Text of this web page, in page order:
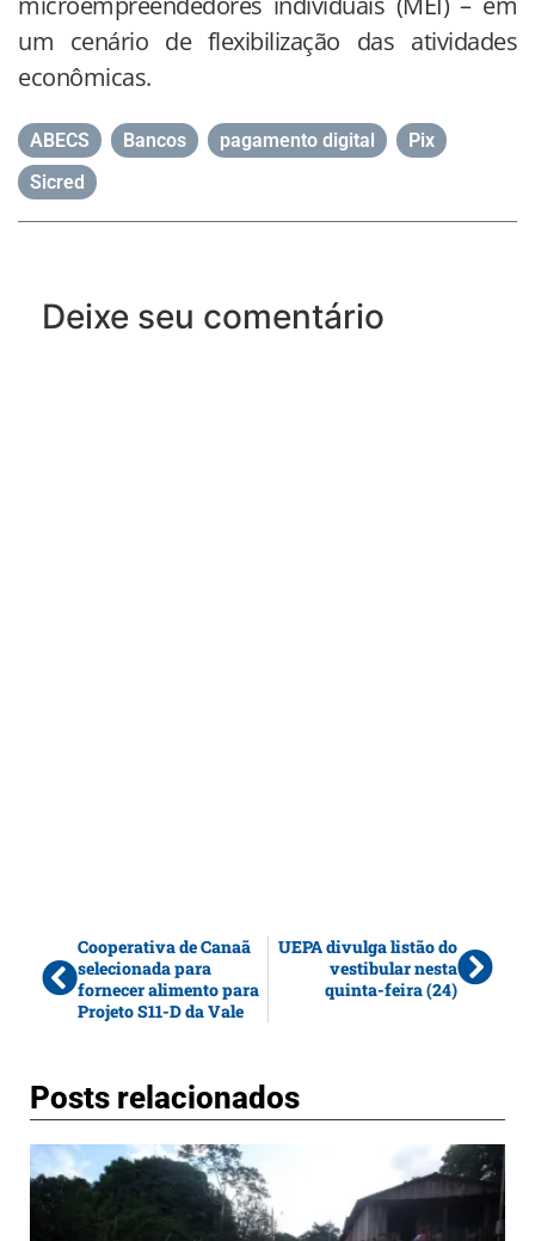
um cenário de flexibilização das atividades
econômicas.
ABECS Bancos pagamento digital Pix
Sicred
Deixe seu comentário
Cooperativa de Canaã
selecionada para
fornecer alimento para
Projeto S11-D da Vale
UEPA divulga listão do
vestibular nesta
quinta-feira (24)
Posts relacionados